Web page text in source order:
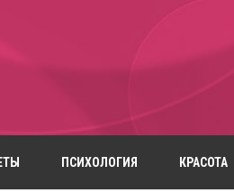
ПСИХОЛОГИЯ КРАСОТА